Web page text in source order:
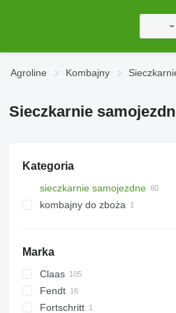
Agroline Kombajny
Sieczkarnie
Kategoria
sieczkarnie samojezdne
kombajny do zboża
Marka
Spartan
Claas
Jaguar
Orbis
Fendt
Katana
Fortschritt